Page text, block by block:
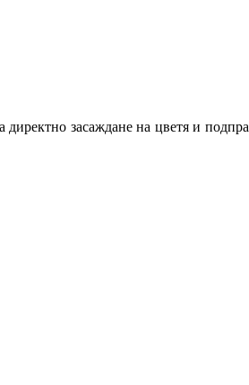
директно засаждане на цветя и